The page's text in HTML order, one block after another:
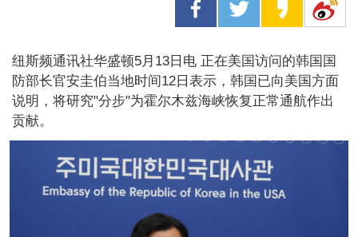
纽斯频通讯社华盛顿5月13日电 正在美国访问的韩国国
防部长官安圭伯当地时间12日表示，韩国已向美国方面
说明，将研究"分步"为霍尔木兹海峡恢复正常通航作出
贡献。